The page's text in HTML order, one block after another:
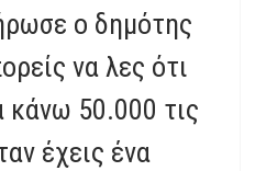
ο δημότης
να λες ότι
50.000 τις
έχεις ένα